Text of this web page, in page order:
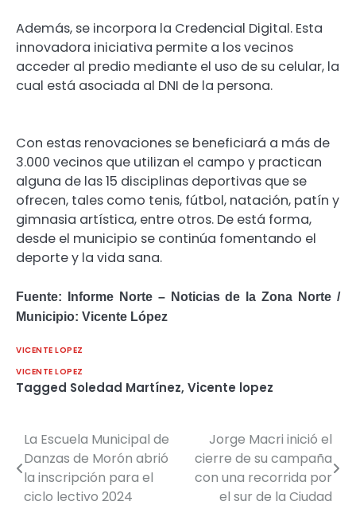
Además, se incorpora la Credencial Digital. Esta
innovadora iniciativa permite a los vecinos
acceder al predio mediante el uso de su celular, la
cual está asociada al DNI de la persona.
Con estas renovaciones se beneficiará a más de
3.000 vecinos que utilizan el campo y practican
alguna de las 15 disciplinas deportivas que se
ofrecen, tales como tenis, fútbol, natación, patín y
gimnasia artística, entre otros. De está forma,
desde el municipio se continúa fomentando el
deporte y la vida sana.
Fuente: Informe Norte – Noticias de la Zona Norte /
Municipio: Vicente López
VICENTE LOPEZ
VICENTE LOPEZ
Tagged Soledad Martínez, Vicente lopez
Navegación
de
entradas
La Escuela Municipal de
Danzas de Morón abrió
la inscripción para el
ciclo lectivo 2024
Jorge Macri inició el
cierre de su campaña
con una recorrida por
el sur de la Ciudad